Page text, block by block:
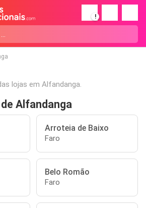
!
lojas em Alfandanga.
Alfandanga
Arroteia de Baixo
Faro
Belo Romão
Faro